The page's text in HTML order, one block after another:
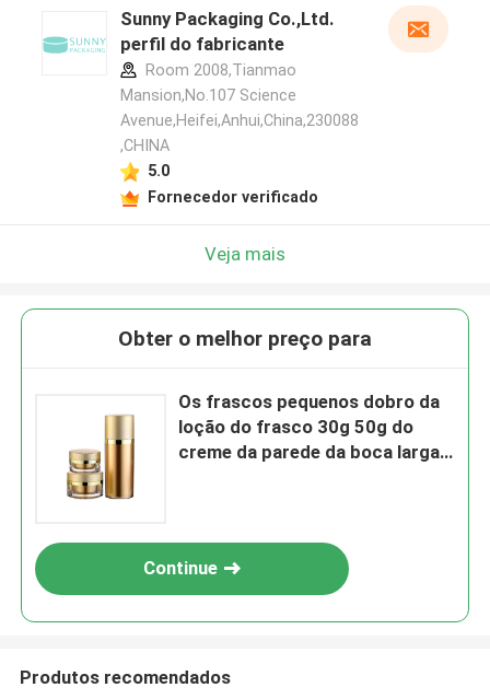
Sunny Packaging Co.,Ltd.
perfil do fabricante
Room 2008,Tianmao
Mansion,No.107 Science
Avenue,Heifei,Anhui,China,230088
,CHINA
5.0
Fornecedor verificado
Veja mais
Obter o melhor preço para
Os frascos pequenos dobro da
loção do frasco 30g 50g do
creme da parede da boca larga
Continue
Produtos recomendados